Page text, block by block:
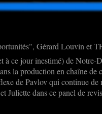
Gérard Louvin et
à ce jour inestimé) de Notre-
la production en chaîne de
de Pavlov qui continue de
Juliette dans ce panel de